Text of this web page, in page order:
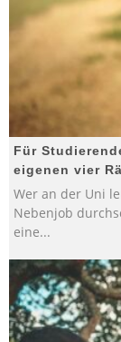
Für
eigenen vier
Wer an der Uni
Nebenjob
eine...